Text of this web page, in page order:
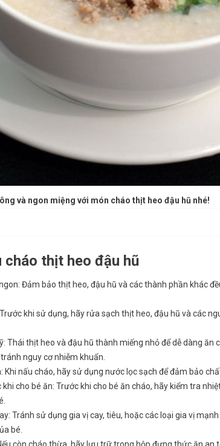
và ngon miệng với món cháo thịt heo đậu hũ nhé!
cháo thịt heo đậu hũ
Đảm bảo thịt heo, đậu hũ và các thành phần khác
khi sử dụng, hãy rửa sạch thịt heo, đậu hũ và các
Thái thịt heo và đậu hũ thành miếng nhỏ để dễ dàng ăn
nguy cơ nhiễm khuẩn.
Khi nấu cháo, hãy sử dụng nước lọc sạch để đảm bảo
cho bé ăn: Trước khi cho bé ăn cháo, hãy kiểm tra
Tránh sử dụng gia vị cay, tiêu, hoặc các loại gia vị
bé.